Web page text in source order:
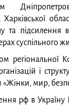
та підсилення
суспільного
і
мир,
рф в Україну